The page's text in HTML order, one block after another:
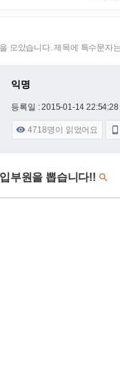
모았습니다. 제목에 특수문자
익명
등록일 : 2015-01-14 22:54:28
 4718명이 읽었어요 
부원을 뽑습니다!! 